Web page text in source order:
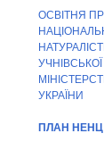
ОСВІТНЯ
УКРАЇНИ
ПЛАН НЕНЦ